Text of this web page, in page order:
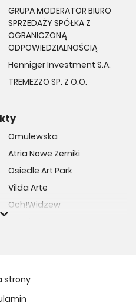
GRUPA MODERATOR BIURO
SPRZEDAŻY SPÓŁKA Z
OGRANICZONĄ
ODPOWIEDZIALNOŚCIĄ
Henniger Investment S.A.
TREMEZZO SP. Z O.O.
Omulewska
Atria Nowe Żerniki
Osiedle Art Park
Vilda Arte
Och!Widzew
strony